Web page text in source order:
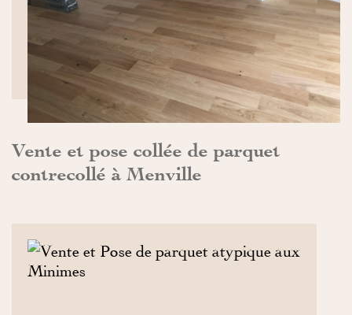
Vente et pose collée de parquet
contrecollé à Menville
DÉCOUVRIR>>